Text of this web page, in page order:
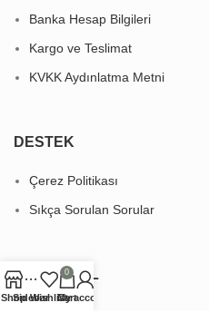
Banka Hesap Bilgileri
Kargo ve Teslimat
KVKK Aydınlatma Metni
DESTEK
Çerez Politikası
Sıkça Sorulan Sorular
KURUMSAL
ShopSidebarWishlist
0
Cart
My account